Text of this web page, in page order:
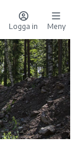
Logga in Meny